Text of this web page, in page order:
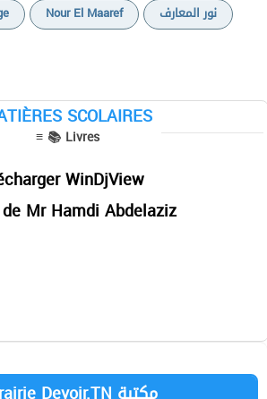
Nour El Maaref نور المعارف
SCOLAIRES
≡ 📚 Livres
reference 350 livres
179 livres
1200 livres
WinDjView
Mr Hamdi Abdelaziz